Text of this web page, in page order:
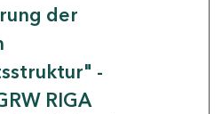
der
-
RIGA